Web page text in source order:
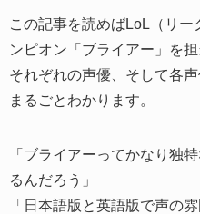
この記事を読めばLoL（リ
ンピオン「ブライアー」を
それぞれの声優、そして各
まるごとわかります。
「ブライアーってかなり独
るんだろう」
「日本語版と英語版で声の